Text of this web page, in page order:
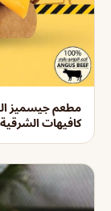
مطعم جيسميز
كافيهات الشرقية